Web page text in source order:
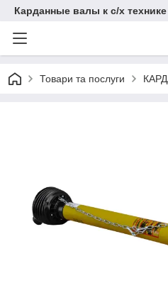
Карданные валы к с/х технике
Товари та послуги